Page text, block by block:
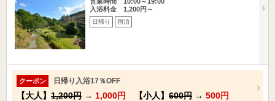
入浴料金 1,200円～
日帰り 宿泊
クーポン 日帰り入浴17％OFF
【大人】 1,200円 → 1,000円 【小人】 600円 → 500円